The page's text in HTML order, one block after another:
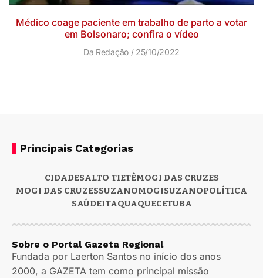
Médico coage paciente em trabalho de parto a votar
em Bolsonaro; confira o vídeo
Da Redação 25/10/2022
Principais Categorias
CIDADESALTO TIETÊMOGI DAS CRUZES
MOGI DAS CRUZESSUZANOMOGISUZANOPOLÍTICA
SAÚDEITAQUAQUECETUBA
Sobre o Portal Gazeta Regional
Fundada por Laerton Santos no início dos anos
2000, a GAZETA tem como principal missão